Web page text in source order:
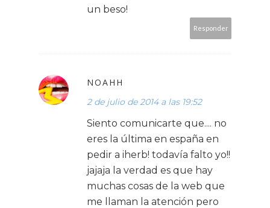
un beso!
Responder
NOAHH
2 de julio de 2014 a las 19:52
Siento comunicarte que.... no
eres la última en españa en
pedir a iherb! todavía falto yo!!
jajaja la verdad es que hay
muchas cosas de la web que
me llaman la atención pero